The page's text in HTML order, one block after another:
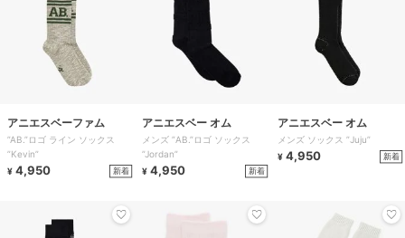
アニエスベーファム
”AB.”ロゴ ライン ソックス
”Kevin”
¥ 4,950 新着
アニエスベー オム
メンズ ”AB.”ロゴ ソックス
”Jordan”
¥ 4,950 新着
アニエスベー オム
メンズ ソックス ”Juju”
¥ 4,950 新着